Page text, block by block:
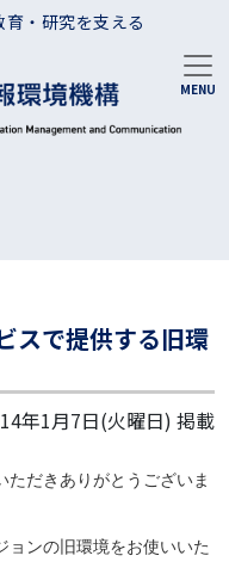
・研究を支える
スで提供する旧環
年1月7日(火曜日) 掲載
ただきありがとうございま
ョンの旧環境をお使いいた